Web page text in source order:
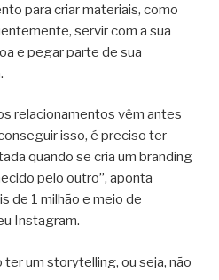
para criar materiais, como
servir com a sua
e pegar parte de sua
relacionamentos vêm antes
isso, é preciso ter
quando se cria um branding
pelo outro”, aponta
de 1 milhão e meio de
Instagram.
ter um storytelling, ou seja, não